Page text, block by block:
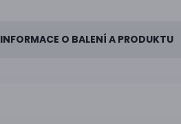
INFORMACE O BALENÍ A PRODUKTU